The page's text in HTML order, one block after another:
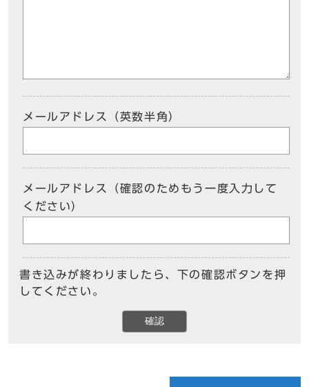
メールアドレス（英数半角）
メールアドレス（確認のためもう一度入力して
ください）
書き込みが終わりましたら、下の確認ボタンを押
してください。
確認